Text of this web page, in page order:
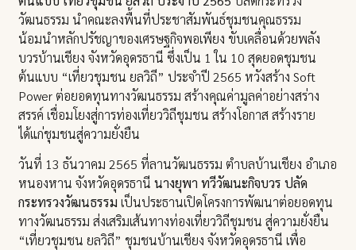
วัฒนธรรม นำคณะลงพื้นที่ประชาสัมพันธ์ชุมชนคุณธรรม
น้อมนำหลักปรัชญาของเศรษฐกิจพอเพียง ขับเคลื่อนด้วยพลัง
บวรบ้านเชียง จังหวัดอุดรธานี ซึ่งเป็น 1 ใน 10 สุดยอดชุมชน
ต้นแบบ “เที่ยวชุมชน ยลวิถี” ประจำปี 2565 หวังสร้าง Soft
Power ต่อยอดทุนทางวัฒนธรรม สร้างคุณค่ามูลค่าอย่างสร่าง
สรรค์ เชื่อมโยงสู่การท่องเที่ยววิถีชุมชน สร้างโอกาส สร้างราย
ได้แก่ชุมชนสู่ความยั่งยืน
วันที่ 13 ธันวาคม 2565 ที่ลานวัฒนธรรม ตำบลบ้านเชียง อำเภอ
หนองหาน จังหวัดอุดรธานีนางยุพา ทวีวัฒนะกิจบวร ปลัด
กระทรวงวัฒนธรรม เป็นประธานเปิดโครงการพัฒนาต่อยอดทุน
ทางวัฒนธรรม ส่งเสริมเส้นทางท่องเที่ยววิถีชุมชน สู่ความยั่งยืน
“เที่ยวชุมชน ยลวิถี” ชุมชนบ้านเชียง จังหวัดอุดรธานี เพื่อ